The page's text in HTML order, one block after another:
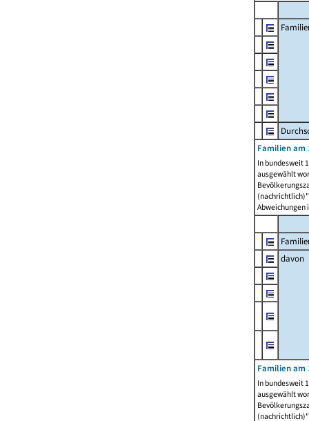
Familien am
In bundesweit
ausgewählt
Abweichungen
davon
Familien am
In bundesweit
ausgewählt